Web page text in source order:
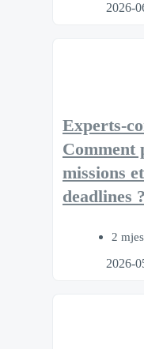
2026-
Experts-
Comment
missions
deadlines ?
2
2026-